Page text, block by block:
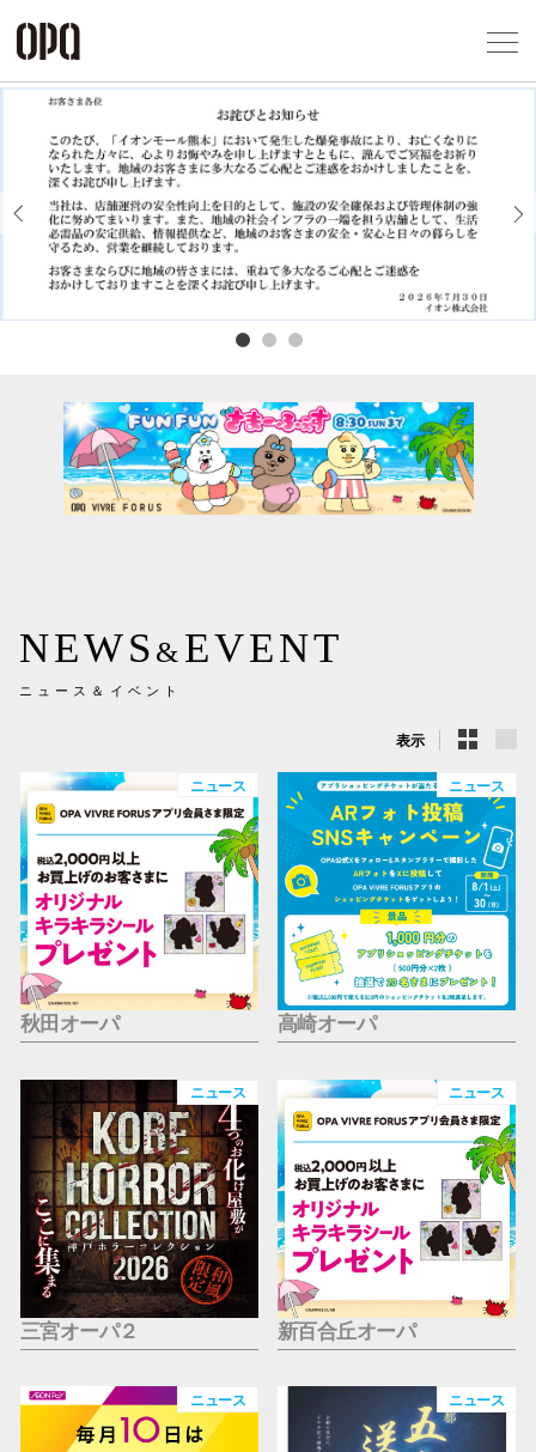
Previous
NEWS & EVENT
ニュース＆イベント
表示
ニュース
秋田オーパ
ニュース
高崎オーパ
ニュース
三宮オーパ２
ニュース
新百合丘オーパ
ニュース ニュース
企業情報
お問い合わせ
プライバシ
ソーシャル
横浜ビ